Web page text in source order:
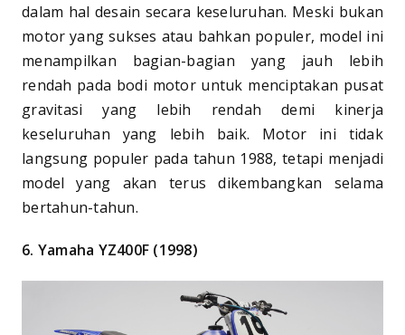
dalam hal desain secara keseluruhan. Meski bukan
motor yang sukses atau bahkan populer, model ini
menampilkan bagian-bagian yang jauh lebih
rendah pada bodi motor untuk menciptakan pusat
gravitasi yang lebih rendah demi kinerja
keseluruhan yang lebih baik. Motor ini tidak
langsung populer pada tahun 1988, tetapi menjadi
model yang akan terus dikembangkan selama
bertahun-tahun.
6. Yamaha YZ400F (1998)